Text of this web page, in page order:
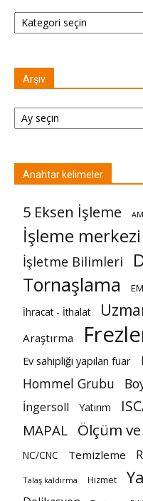
Kategoriler
Arşiv
Arşiv
Anahtar kelimeler
5 Eksen İşleme
İşleme merkezi
İşletme Bilimleri
Tornaşlama
İhracat - İthalat
Araştırma
Ev sahipliği yapılan fuar
Hommel Grubu
İngersoll Yatırım
MAPAL Ölçüm
NC/CNC Temizleme
Talaş kaldırma Hizmet